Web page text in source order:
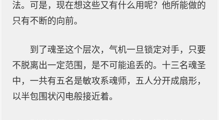
法。可是，现在想这些又有什么用呢？他所能做的
只有不断的向前。
到了魂圣这个层次，气机一旦锁定对手，只要
不脱离出一定范围，是不可能追丢的。十三名魂圣
中，一共有五名是敏攻系魂师，五人分开成扇形，
以半包围状闪电般接近着。